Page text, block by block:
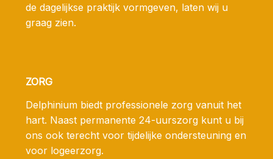
de dagelijkse praktijk vormgeven, laten wij u
graag zien.
ZORG
Delphinium biedt professionele zorg vanuit het
hart. Naast permanente 24-uurszorg kunt u bij
ons ook terecht voor tijdelijke ondersteuning en
voor logeerzorg.